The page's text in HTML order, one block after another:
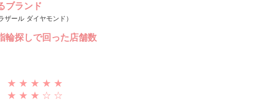
ブランド
ザール ダイヤモンド）
輪探しで回った店舗数
★ ★ ★ ★ ★
★ ★ ★ ☆ ☆